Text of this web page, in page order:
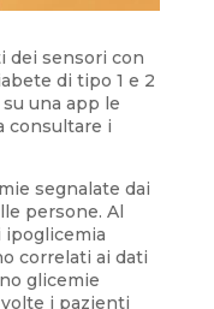
dei sensori con
di tipo 1 e 2
una app le
consultare i
segnalate dai
persone. Al
ipoglicemia
correlati ai dati
glicemie
i pazienti